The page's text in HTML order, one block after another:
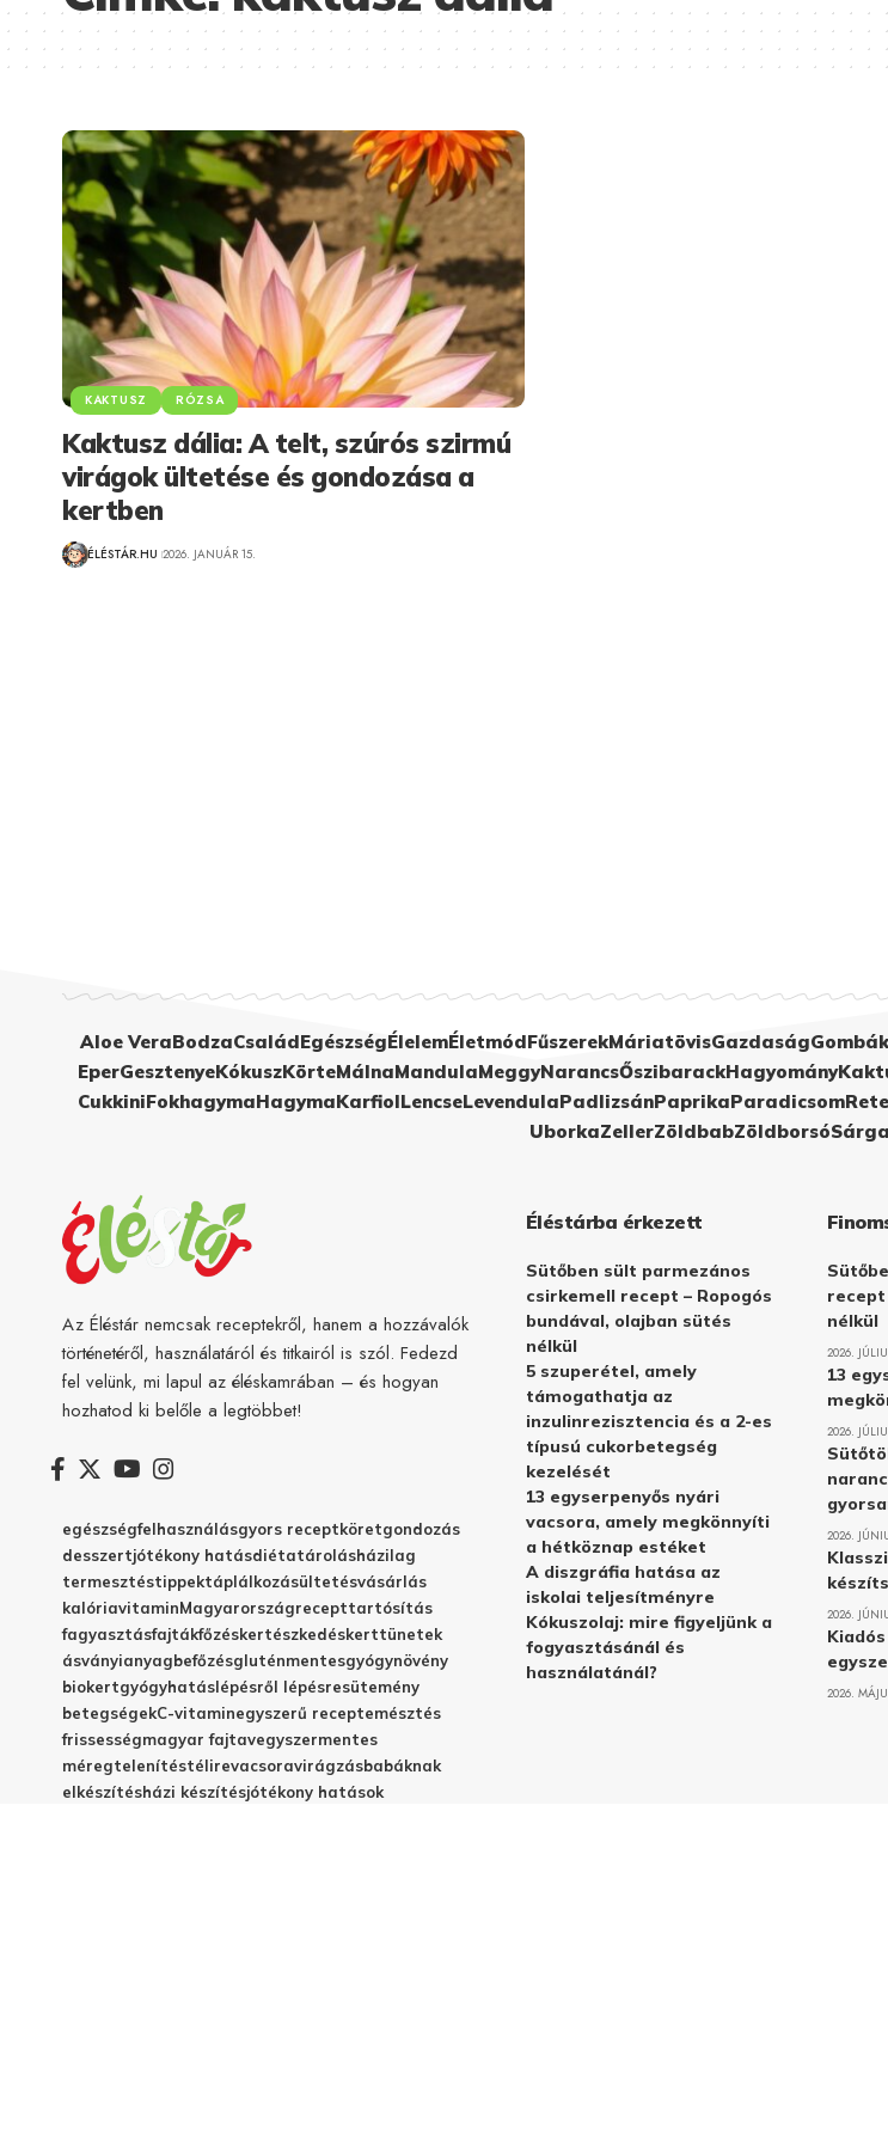
KAKTUSZ RÓZSA
Kaktusz dália: A telt, szúrós szirmú
virágok ültetése és gondozása a
kertben
ÉLÉSTÁR.HU 2026. JANUÁR 15.
Aloe VeraBodzaCsaládEgészségÉlelemÉletmódFűszerekMáriatövisGazdaságGombák
EperGesztenyeKókuszKörteMálnaMandulaMeggyNarancsŐszibarackHagyomány
CukkiniFokhagymaHagymaKarfiolLencseLevendulaPadlizsánPaprikaParadicsom
UborkaZellerZöldbabZöldborsó
Az Éléstár nemcsak receptekről, hanem a hozzávalók
történetéről, használatáról és titkairól is szól. Fedezd
fel velünk, mi lapul az éléskamrában – és hogyan
hozhatod ki belőle a legtöbbet!
egészségfelhasználásgyors receptköretgondozás
desszertjótékony hatásdiétatárolásházilag
termesztéstippektáplálkozásültetésvásárlás
kalóriavitaminMagyarországrecepttartósítás
fagyasztásfajtákfőzéskertészkedéskerttünetek
ásványianyagbefőzésgluténmentesgyógynövény
biokertgyógyhatáslépésről lépésresütemény
betegségekC-vitaminegyszerű receptemésztés
frissességmagyar fajtavegyszermentes
méregtelenítéstélirevacsoravirágzásbabáknak
elkészítésházi készítésjótékony hatások
Éléstárba érkezett
Sütőben sült parmezános
csirkemell recept – Ropogós
bundával, olajban sütés
nélkül
5 szuperétel, amely
támogathatja az
inzulinrezisztencia és a 2-es
típusú cukorbetegség
kezelését
13 egyserpenyős nyári
vacsora, amely megkönnyíti
a hétköznap estéket
A diszgráfia hatása az
iskolai teljesítményre
Kókuszolaj: mire figyeljünk a
fogyasztásánál és
használatánál?
recept
nélkül
2026.
13
2026.
2026.
2026.
2026.